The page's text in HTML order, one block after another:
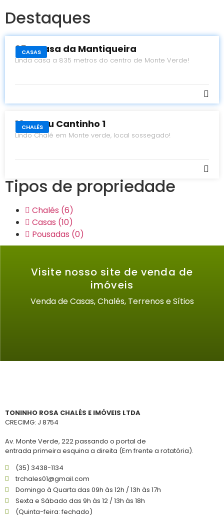
Destaques
CASAS
25 - Casa da Mantiqueira
Linda casa a 835 metros do centro de Monte Verde!
CHALÉS
10 - Meu Cantinho 1
Lindo Chalé em Monte verde, local sossegado!
Tipos de propriedade
Chalés (6)
Casas (10)
Pousadas (0)
Visite nosso site de venda de
imóveis
Venda de Casas, Chalés, Terrenos e Sítios
TONINHO ROSA CHALÉS E IMÓVEIS LTDA
CRECIMG: J 8754
Av. Monte Verde, 222 passando o portal de
entrada primeira esquina a direita (Em frente a rotatória).
(35) 3438-1134
trchales01@gmail.com
Domingo à Quarta das 09h às 12h / 13h às 17h
Sexta e Sábado das 9h às 12 / 13h às 18h
(Quinta-feira: fechado)